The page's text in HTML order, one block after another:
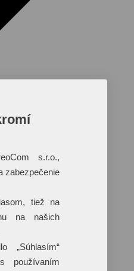
s plnofarebnou
s.r.o.,
zabezpečenie
tiež na
na našich
„Súhlasím“
používaním